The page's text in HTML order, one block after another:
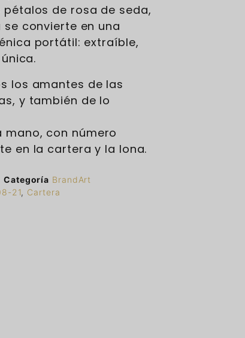
de rosa de seda,
convierte en una
portátil: extraíble,
los amantes de las
y también de lo
mano, con número
en la cartera y la lona.
Categoría BrandArt
21, Cartera